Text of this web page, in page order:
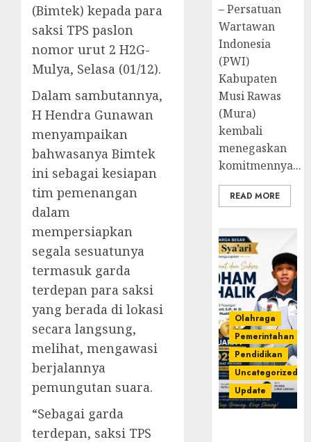
(Bimtek) kepada para
saksi TPS paslon
nomor urut 2 H2G-
Mulya, Selasa (01/12).
Dalam sambutannya,
H Hendra Gunawan
menyampaikan
bahwasanya Bimtek
ini sebagai kesiapan
tim pemenangan
dalam
mempersiapkan
segala sesuatunya
termasuk garda
terdepan para saksi
yang berada di lokasi
secara langsung,
melihat, mengawasi
berjalannya
pemungutan suara.
“Sebagai garda
terdepan, saksi TPS
– Persatuan
Wartawan
Indonesia
(PWI)
Kabupaten
Musi Rawas
(Mura)
kembali
menegaskan
komitmennya...
READ MORE
Olahraga
Pemerintahan
Pendidikan
Uncategorized
Update